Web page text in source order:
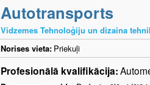
Autotransports
Vidzemes Tehnoloģiju un dizaina
Norises vieta: Priekuļi
Profesionālā kvalifikācija: